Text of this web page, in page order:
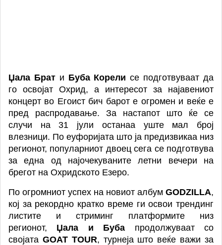
Џала Брат и Буба Корели се подготвуваат да
го освојат Охрид, а интересот за најавениот
концерт во Егоист бич барот е огромен и веќе е
пред распродавање. За настапот што ќе се
случи на 31 јули останаа уште мал број
влезници. По еуфоријата што ја предизвикаа низ
регионот, популарниот двоец сега се подготвува
за една од најочекуваните летни вечери на
брегот на Охридското Езеро.
По огромниот успех на новиот албум GODZILLA,
кој за рекордно кратко време ги освои трендинг
листите и стриминг платформите низ
регионот,
Џала и Буба
продолжуваат со
својата GOAT TOUR, турнеја што веќе важи за